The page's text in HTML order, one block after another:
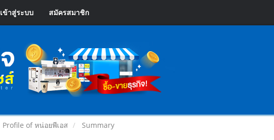
เข้าสู่ระบบ สมัครสมาชิก
Profile of หน่อยพีเอส Summary